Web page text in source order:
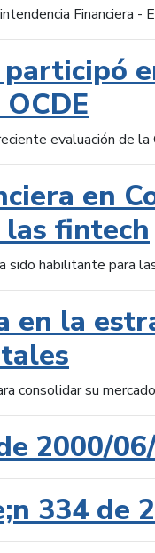
Financiera -
evaluación de la
en
fintech
sido habilitante para
en la
consolidar su
2000/
334 de